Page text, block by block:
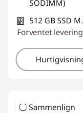
SODIMM)
512 GB SSD
Forventet
Sammenlign